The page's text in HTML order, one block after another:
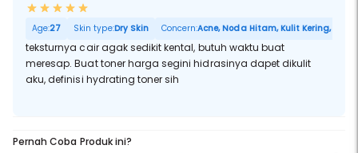
Age:27 Skin type:Dry Skin Concern:Acne, Noda Hitam, Kulit Kering,
teksturnya cair agak sedikit kental, butuh waktu buat
meresap. Buat toner harga segini hidrasinya dapet dikulit
aku, definisi hydrating toner sih
Pernah Coba Produk ini?